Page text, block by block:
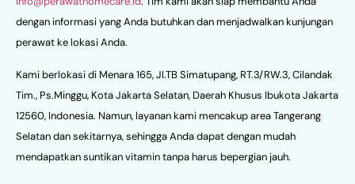
dengan informasi yang Anda butuhkan dan menjadwalkan kunjungan
perawat ke lokasi Anda.
Kami berlokasi di Menara 165, Jl.TB Simatupang, RT.3/RW.3, Cilandak
Tim., Ps.Minggu, Kota Jakarta Selatan, Daerah Khusus Ibukota Jakarta
12560, Indonesia. Namun, layanan kami mencakup area Tangerang
Selatan dan sekitarnya, sehingga Anda dapat dengan mudah
mendapatkan suntikan vitamin tanpa harus bepergian jauh.